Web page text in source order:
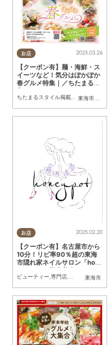
お店
東海市
,大府市
2025.03.26
【クーポン有】麺・海鮮・ス
イーツなど！気分はぽかぽか
春グルメ特集｜／ちたまる広
告
ちたまるスタイル掲載店 ちたまる広告
お店
東海市
2025.02.20
【クーポン有】名古屋市から
10分！リピ率90％超の東海
市隠れ家ネイルサロン「hon
ey pot」で指先美人に／ちた
まる広告
ビューティー,専門店,ちたまる広告